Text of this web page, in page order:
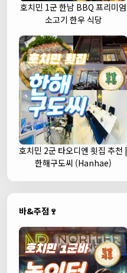
호치민 1군 한남 BBQ 프리미엄
소고기 한우 식당
호치민 2군 타오디엔 횟집 추천 |
한해구도씨 (Hanhae)
바&주점🍷